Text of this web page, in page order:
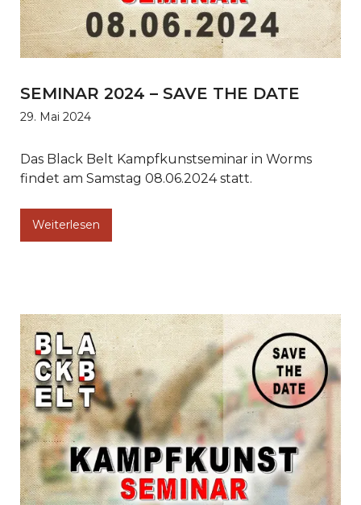
SEMINAR 2024 – SAVE THE DATE
29. Mai 2024
Das Black Belt Kampfkunstseminar in Worms
findet am Samstag 08.06.2024 statt.
Weiterlesen